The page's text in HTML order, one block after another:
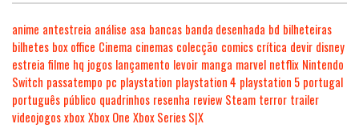
anime antestreia análise asa bancas banda desenhada bd bilheteiras
bilhetes box office Cinema cinemas colecção comics crítica devir disney
estreia filme hq jogos lançamento levoir manga marvel netflix Nintendo
Switch passatempo pc playstation playstation 4 playstation 5 portugal
português público quadrinhos resenha review Steam terror trailer
videojogosxboxXbox One Xbox Series S|X